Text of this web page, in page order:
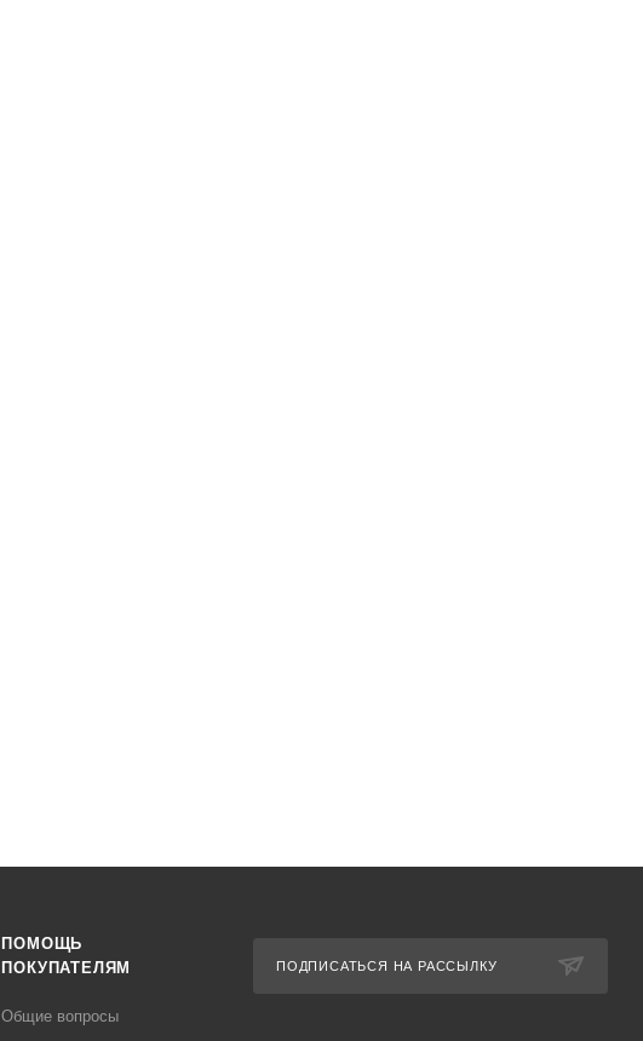
ПОМОЩЬ
ПОКУПАТЕЛЯМ
Общие вопросы
ПОДПИСАТЬСЯ НА РАССЫЛКУ